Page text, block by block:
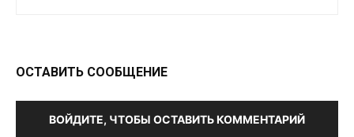
ОСТАВИТЬ СООБЩЕНИЕ
ВОЙДИТЕ, ЧТОБЫ ОСТАВИТЬ КОММЕНТАРИЙ